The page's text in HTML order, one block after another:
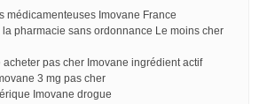
médicamenteuses Imovane France
la pharmacie sans ordonnance Le moins cher
acheter pas cher Imovane ingrédient actif
3 mg pas cher
Imovane drogue